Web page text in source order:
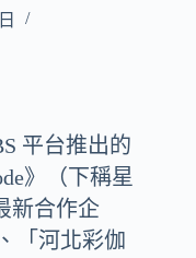
平台推出的
》（下稱星
新合作企
「河北彩伽